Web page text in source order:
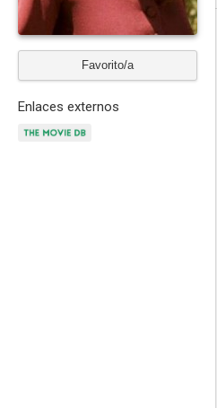
Favorito/a
Enlaces externos